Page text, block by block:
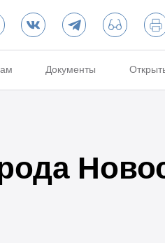
Документы